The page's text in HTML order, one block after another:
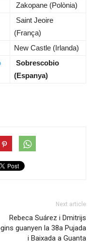
Zakopane (Polònia)
Saint Jeoire
(França)
New Castle (Irlanda)
Sobrescobio
(Espanya)
Next article
Rebeca Suárez i Dmitrijs
guanyen la 38a Pujada
i Baixada a Guanta